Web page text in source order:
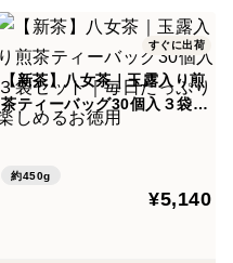
すぐに出荷
【新茶】八女茶｜玉露入り煎
茶ティーバッグ30個入３袋セ
ット｜毎日たっぷり楽しめる
約450g
¥5,140